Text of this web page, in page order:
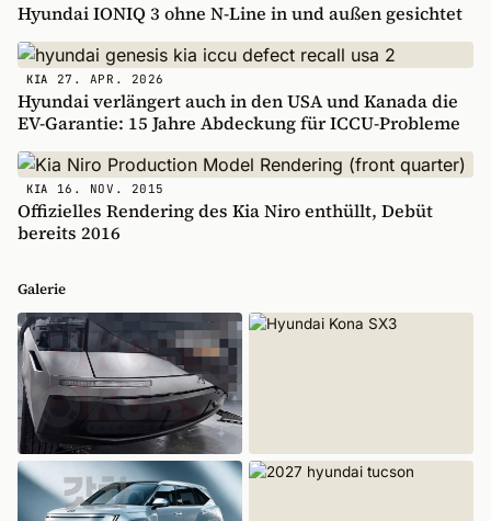
Hyundai IONIQ 3 ohne N-Line in und außen gesichtet
KIA 27. APR. 2026
Hyundai verlängert auch in den USA und Kanada die
EV-Garantie: 15 Jahre Abdeckung für ICCU-Probleme
KIA 16. NOV. 2015
Offizielles Rendering des Kia Niro enthüllt, Debüt
bereits 2016
Galerie